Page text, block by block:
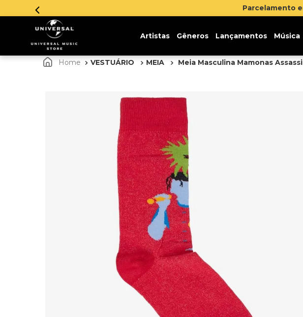
Inscreva-se na newsletter e
Artistas Gêneros Lançamentos Música
VESTUÁRIO MEIA Meia Masculina Mamonas